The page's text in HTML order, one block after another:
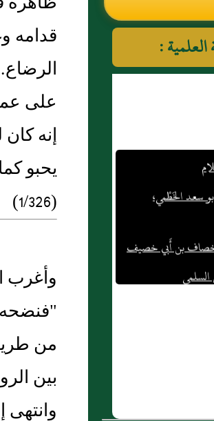
تعالى
العلمية :
سعد الخَطْمي،
حَدَّثَنَا عَبْدُ الْوَاحِدِ بْنُ
قدامه
على
إنه
يحبو
(1/326)
وأغرب
من
بين